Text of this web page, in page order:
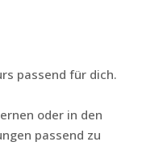
passend für dich.
oder in den
passend zu